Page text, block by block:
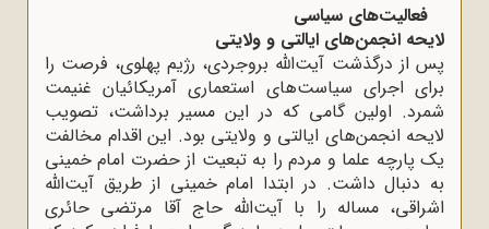
فعالیت‌های سیاسی
لایحه انجمن‌های ایالتی و ولایتی
پس از درگذشت آیت‌الله بروجردی، رژیم پهلوی، فرصت را
برای اجرای سیاست‌های استعماری آمریکائیان غنیمت
شمرد. اولین گامی که در این مسیر برداشت، تصویب
لایحه انجمن‌های ایالتی و ولایتی بود. این اقدام مخالفت
یک پارچه علما و مردم را به تبعیت از حضرت امام خمینى
به دنبال داشت. در ابتدا امام خمینى از طریق آیت‌الله
اشراقی، مساله را با آیت‌الله حاج آقا مرتضی حائری